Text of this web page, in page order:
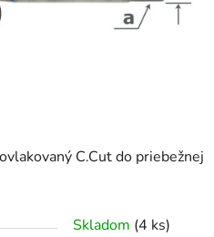
C.Cut do priebežnej
Skladom (4 ks)